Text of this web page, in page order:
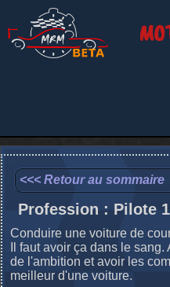
<<< Retour au sommaire
Profession : Pilote
Conduire une voiture de
Il faut avoir ça dans le
de l'ambition et avoir les
meilleur d'une voiture.